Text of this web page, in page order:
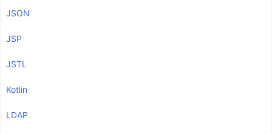
JSON
JSP
JSTL
Kotlin
LDAP